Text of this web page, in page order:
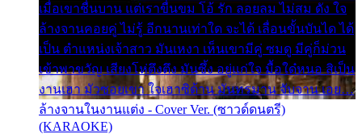
เมื่อเขาชื่นบาน แต่เราขื่นขม โอ้ รัก ลอยลม ไม่สม ดัง ใจ
ล้างจานคอยคู่ ไม่รู้ อีกนานเท่าใด จะได้ เลื่อนขั้นบันได ได้
เป็น ตำแหน่งเจ้าสาว มันเหงา เห็นเขามีคู่ ซมดู มีคู่ก็ม่วน
เข้าพาขวัญ เสียงโห่ตึงตึง มันซึ้ง อยู่แก่ใจ มื้อใด๋หนอ สิเป็น
งานเฮา มัวซอยเขา ใจเฮาซิด้าน มันทรมาน จับจาน เอย…
ล้างจานในงานแต่ง - Cover Ver. (ซาวด์ดนตรี)
(KARAOKE)